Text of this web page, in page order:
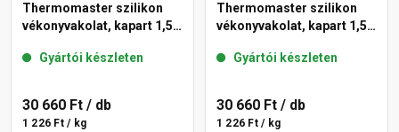
Thermomaster szilikon
vékonyvakolat, kapart 1,5
Gyártói készleten
30 660 Ft / db
1 226 Ft / kg
Thermomaster szilikon
vékonyvakolat, kapart 1,5
Gyártói készleten
30 660 Ft / db
1 226 Ft / kg